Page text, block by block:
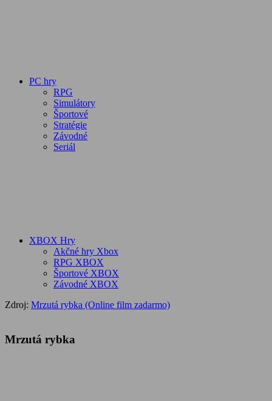
PC hry
RPG
Simulátory
Športové
Stratégie
Závodné
Seriál
XBOX Hry
Akčné hry Xbox
RPG XBOX
Športové XBOX
Závodné XBOX
Zdroj: Mrzutá rybka (Online film zadarmo)
Mrzutá rybka